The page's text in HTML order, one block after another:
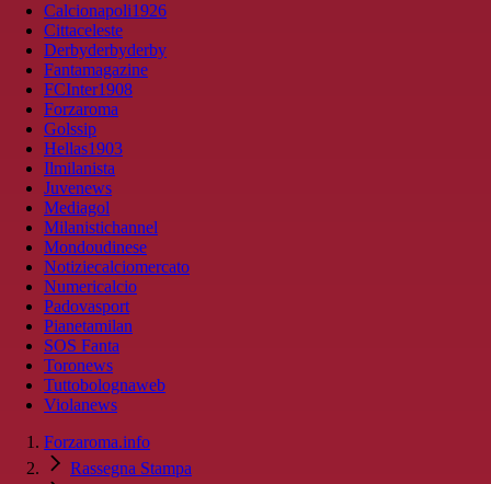
Calcionapoli1926
Cittaceleste
Derbyderbyderby
Fantamagazine
FCInter1908
Forzaroma
Golssip
Hellas1903
Ilmilanista
Juvenews
Mediagol
Milanistichannel
Mondoudinese
Notiziecalciomercato
Numericalcio
Padovasport
Pianetamilan
SOS Fanta
Toronews
Tuttobolognaweb
Violanews
Forzaroma.info
Rassegna Stampa